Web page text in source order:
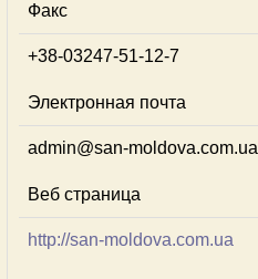
Факс
+38-03247-51-12-7
Электронная почта
admin@san-moldova.com.ua
Веб страница
http://san-moldova.com.ua